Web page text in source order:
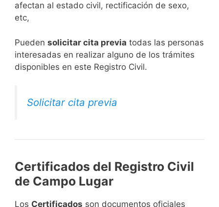
afectan al estado civil, rectificación de sexo,
etc,
​Pueden solicitar cita previa todas las personas
interesadas en realizar alguno de los trámites
disponibles en este Registro Civil.​
Solicitar cita previa
Certificados del Registro Civil
de Campo Lugar
Los Certificados son documentos oficiales